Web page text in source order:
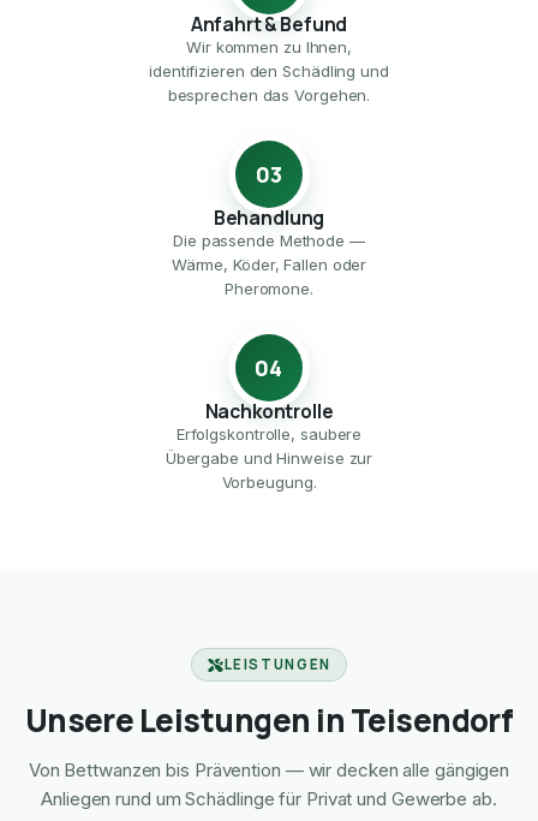
Anfahrt & Befund
Wir kommen zu Ihnen,
identifizieren den Schädling und
besprechen das Vorgehen.
03
Behandlung
Die passende Methode —
Wärme, Köder, Fallen oder
Pheromone.
04
Nachkontrolle
Erfolgskontrolle, saubere
Übergabe und Hinweise zur
Vorbeugung.
LEISTUNGEN
Unsere Leistungen in Teisendorf
Von Bettwanzen bis Prävention — wir decken alle gängigen
Anliegen rund um Schädlinge für Privat und Gewerbe ab.